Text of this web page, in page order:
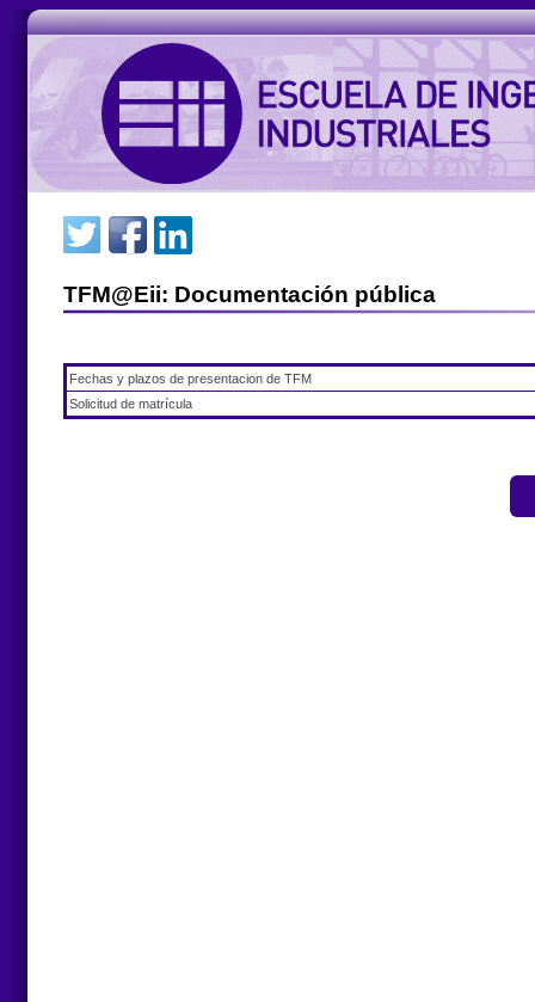
TFM@Eii: Documentación pública
Fechas y plazos de presentacion de TFM
Solicitud de matrícula